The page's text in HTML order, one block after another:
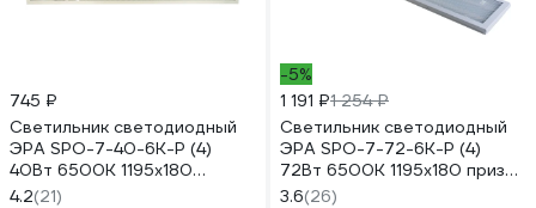
745 ₽
Светильник светодиодный
ЭРА SPO-7-40-6K-P (4)
40Вт 6500К 1195x180
призма Б0026973
4.2(21)
-5%
1 191 ₽1 254 ₽
Светильник светодиодный
ЭРА SPO-7-72-6K-P (4)
72Вт 6500К 1195x180 призма
с проводом Б0026957
3.6(26)